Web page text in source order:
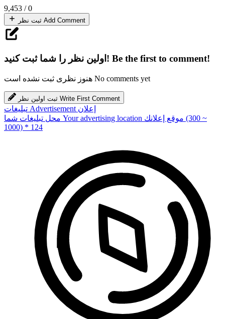
9,453 / 0
ثبت نظر Add Comment
اولین نظر را شما ثبت کنید! Be the first to comment!
هنوز نظری ثبت نشده است No comments yet
ثبت اولین نظر Write First Comment
تبلیغات Advertisement إعلان
محل تبلیغات شما Your advertising location موقع إعلانك (300 ~
1000) * 124